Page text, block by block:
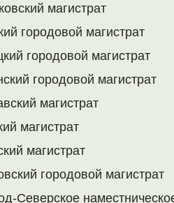
магистрат
городовой магистрат
городовой магистрат
городовой магистрат
магистрат
магистрат
магистрат
городовой магистрат
Северское